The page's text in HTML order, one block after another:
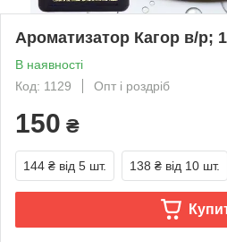
Ароматизатор Кагор в/р;
В наявності
Код: 1129
Опт і роздріб
150 ₴
144 ₴ від 5 шт. 138 ₴ від 10 шт.